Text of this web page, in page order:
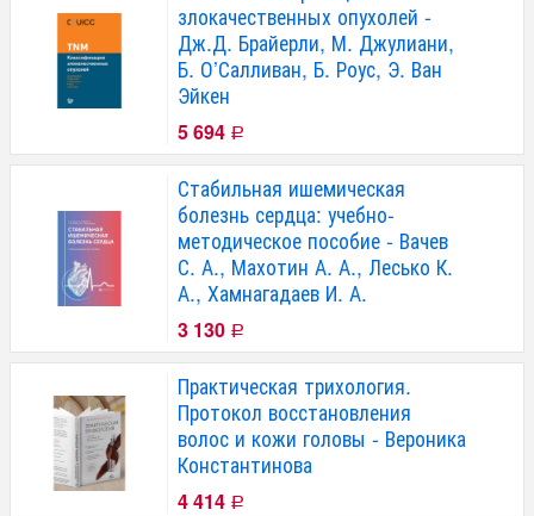
злокачественных опухолей -
Дж.Д. Брайерли, М. Джулиани,
Б. О’Салливан, Б. Роус, Э. Ван
Эйкен
5 694 Р
Стабильная ишемическая
болезнь сердца: учебно-
методическое пособие - Вачев
С. А., Махотин А. А., Лесько К.
А., Хамнагадаев И. А.
3 130 Р
Практическая трихология.
Протокол восстановления
волос и кожи головы - Вероника
Константинова
4 414 Р